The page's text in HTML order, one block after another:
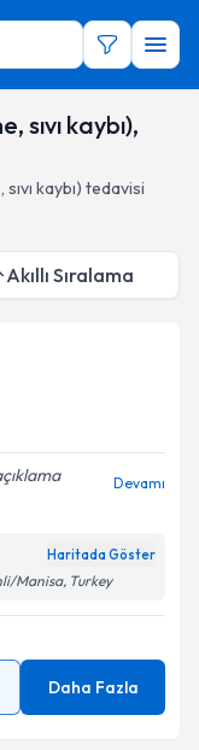
kaybı),
kaybı) tedavisi
Akıllı Sıralama
Devamı
Haritada Göster
Manisa, Turkey
Daha Fazla